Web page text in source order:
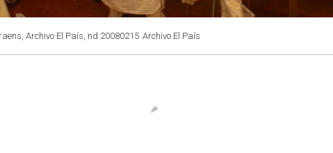
Archivo El País, nd 20080215 Archivo El País